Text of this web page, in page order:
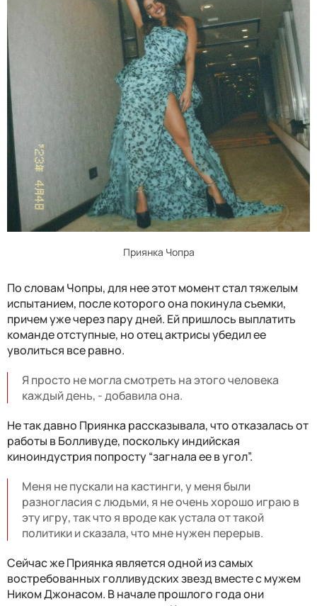
Приянка Чопра
По словам Чопры, для нее этот момент стал тяжелым
испытанием, после которого она покинула съемки,
причем уже через пару дней. Ей пришлось выплатить
команде отступные, но отец актрисы убедил ее
уволиться все равно.
Я просто не могла смотреть на этого человека
каждый день, - добавила она.
Не так давно Приянка рассказывала, что отказалась от
работы в Болливуде, поскольку индийская
киноиндустрия попросту “загнала ее в угол”.
Меня не пускали на кастинги, у меня были
разногласия с людьми, я не очень хорошо играю в
эту игру, так что я вроде как устала от такой
политики и сказала, что мне нужен перерыв.
Сейчас же Приянка является одной из самых
востребованных голливудских звезд вместе с мужем
Ником Джонасом. В начале прошлого года они